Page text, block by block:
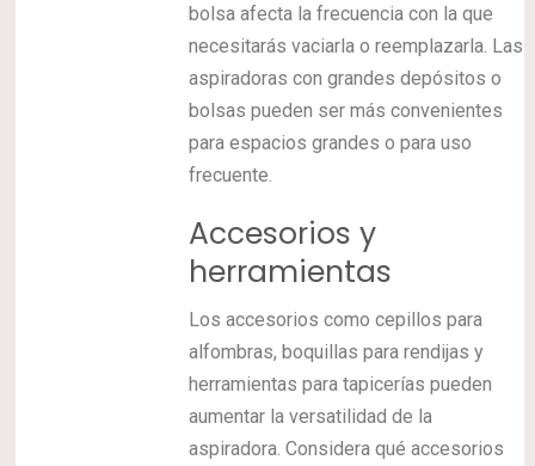
bolsa afecta la frecuencia con la que
necesitarás vaciarla o reemplazarla. Las
aspiradoras con grandes depósitos o
bolsas pueden ser más convenientes
para espacios grandes o para uso
frecuente.
Accesorios y
herramientas
Los accesorios como cepillos para
alfombras, boquillas para rendijas y
herramientas para tapicerías pueden
aumentar la versatilidad de la
aspiradora. Considera qué accesorios